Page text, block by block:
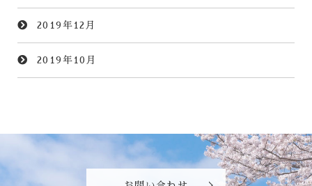
2019年12月
2019年10月